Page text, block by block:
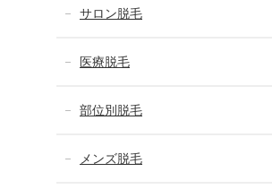
サロン脱毛
医療脱毛
部位別脱毛
メンズ脱毛